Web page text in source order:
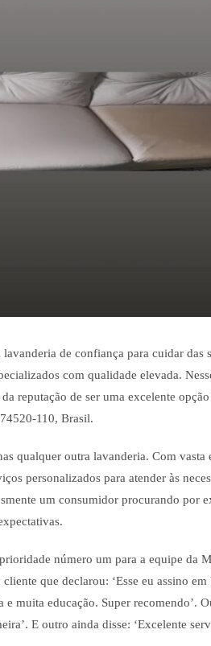
de confiança para cuidar das
com qualidade elevada.
reputação de ser uma excelente
110, Brasil.
qualquer outra lavanderia. Com
personalizados para atender às
um consumidor procurando por
número um para a equipe da
que declarou: ‘Esse eu assino
muita educação. Super recomendo’.
E outro ainda disse: ‘Excelente